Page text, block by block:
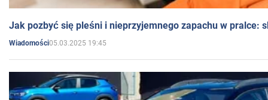
Jak pozbyć się pleśni i nieprzyjemnego zapachu w pralce:
Wiadomości05.03.2025 19:45